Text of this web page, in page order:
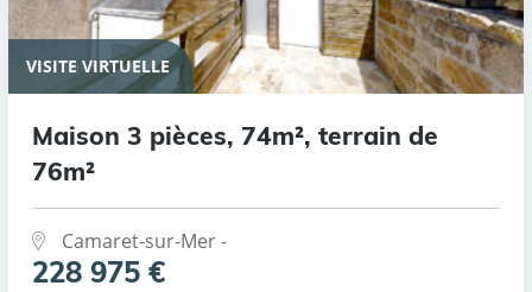
VISITE VIRTUELLE
Maison 3 pièces, 74m², terrain de
76m²
Camaret-sur-Mer -
228 975 €